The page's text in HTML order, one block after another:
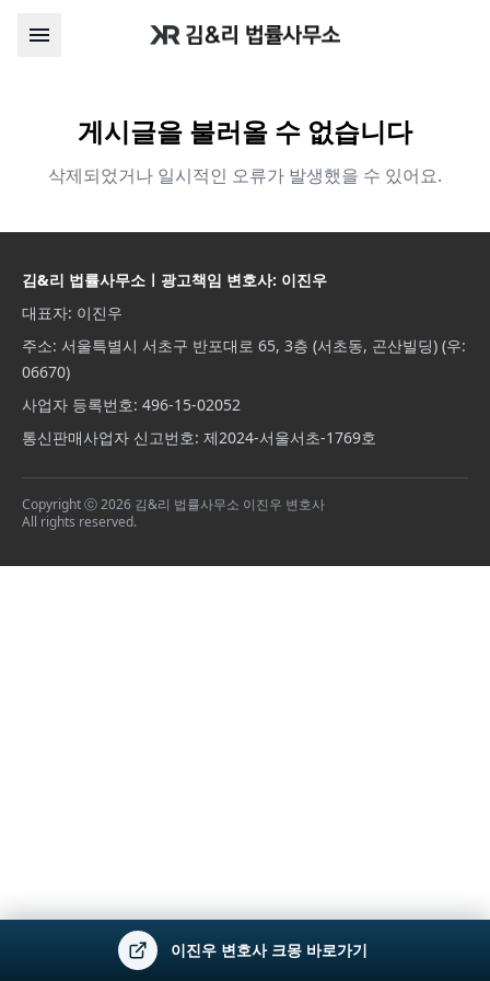
이진우 변호사 크몽 바로가기
게시글을 불러올 수 없습니다
삭제되었거나 일시적인 오류가 발생했을 수 있어요.
김&리 법률사무소ㅣ광고책임 변호사: 이진우
대표자: 이진우
주소: 서울특별시 서초구 반포대로 65, 3층 (서초동, 곤산빌딩) (우:
06670)
사업자 등록번호: 496-15-02052
통신판매사업자 신고번호: 제2024-서울서초-1769호
Copyright ⓒ 2026 김&리 법률사무소 이진우 변호사
All rights reserved.